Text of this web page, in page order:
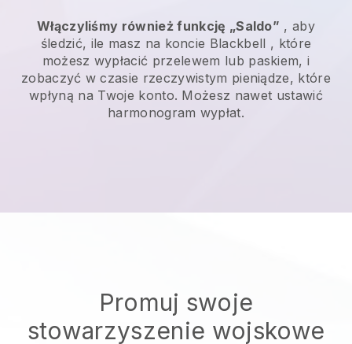
Włączyliśmy również funkcję „Saldo” , aby
śledzić, ile masz na koncie Blackbell , które
możesz wypłacić przelewem lub paskiem, i
zobaczyć w czasie rzeczywistym pieniądze, które
wpłyną na Twoje konto. Możesz nawet ustawić
harmonogram wypłat.
Promuj swoje
stowarzyszenie wojskowe